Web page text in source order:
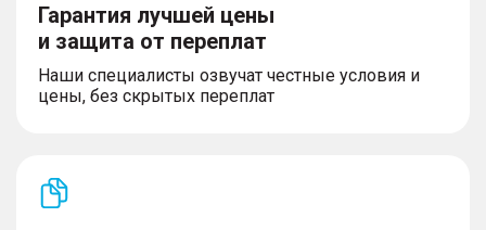
Гарантия лучшей цены
и защита от переплат
Наши специалисты озвучат честные условия и
цены, без скрытых переплат